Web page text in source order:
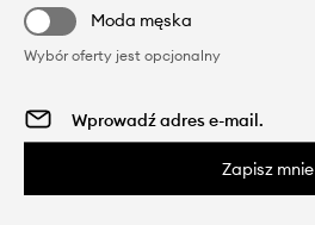
Moda męska
Wybór oferty jest opcjonalny
Zapisz mnie